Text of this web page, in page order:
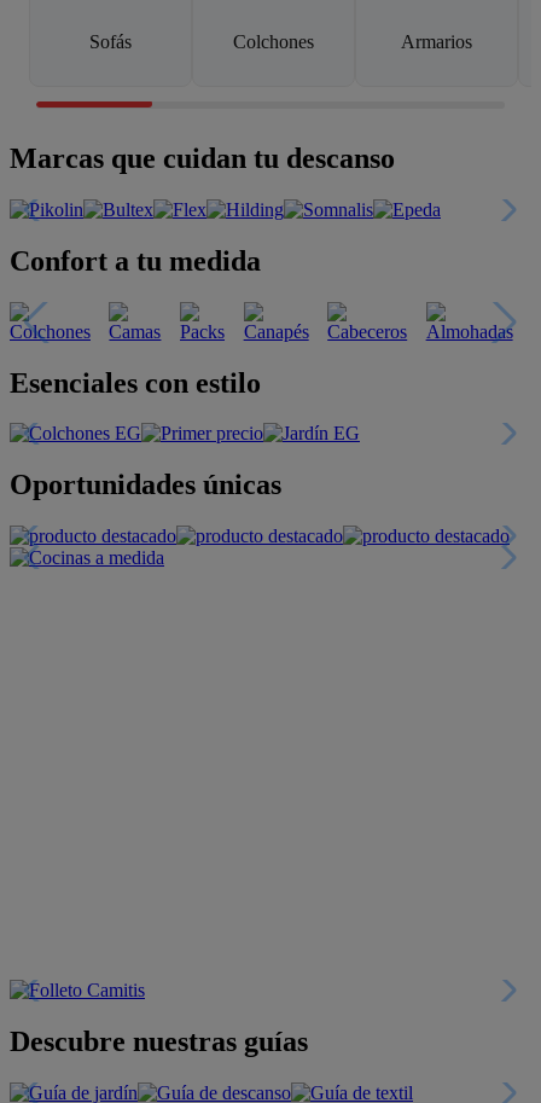
Sofás Colchones Armarios
Marcas que cuidan tu descanso
Confort a tu medida
Esenciales con estilo
Oportunidades únicas
Descubre nuestras guías